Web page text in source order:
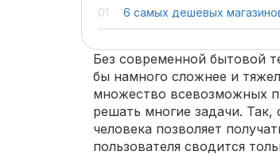
6 самых дешевых
Без современной бытовой
бы намного сложнее и
множество всевозможных
решать многие задачи. Так,
человека позволяет
пользователя сводится